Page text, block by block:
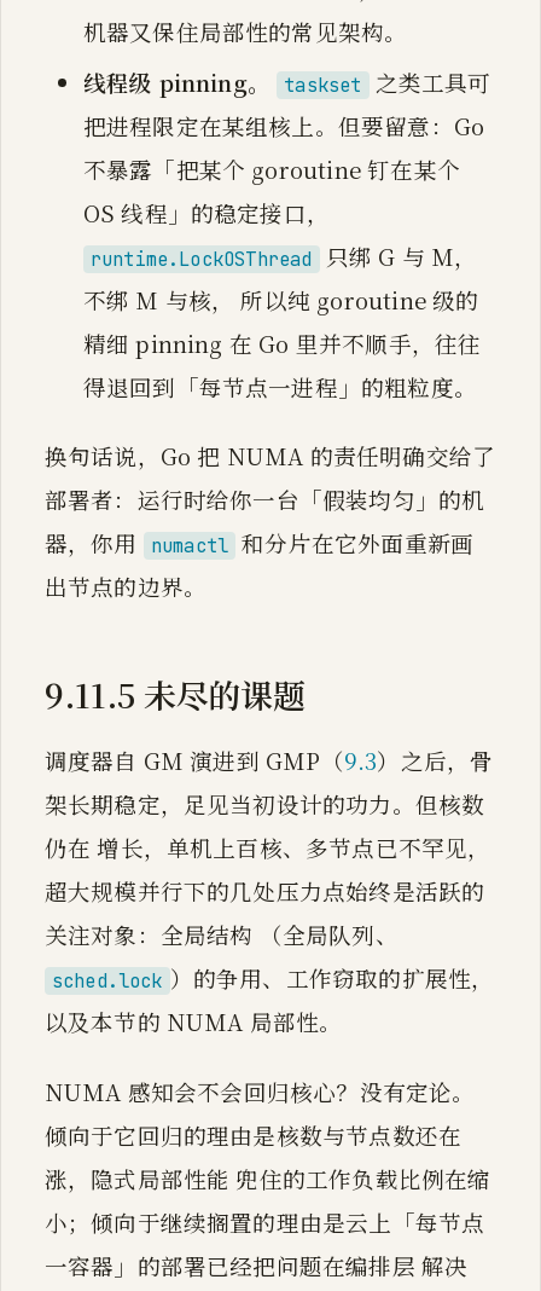
机器又保住局部性的常见架构。
线程级 pinning。
taskset 之类工具可
把进程限定在某组核上。但要留意：Go
不暴露「把某个 goroutine 钉在某个
OS 线程」的稳定接口，
runtime.LockOSThread 只绑 G 与 M，
不绑 M 与核， 所以纯 goroutine 级的
精细 pinning 在 Go 里并不顺手，往往
得退回到「每节点一进程」的粗粒度。
换句话说，Go 把 NUMA 的责任明确交给了
部署者：运行时给你一台「假装均匀」的机
器，你用
numactl 和分片在它外面重新画
出节点的边界。
9.11.5 未尽的课题
调度器自 GM 演进到 GMP（9.3）之后，骨
架长期稳定，足见当初设计的功力。但核数
仍在 增长，单机上百核、多节点已不罕见，
超大规模并行下的几处压力点始终是活跃的
关注对象：全局结构 （全局队列、
sched.lock ）的争用、工作窃取的扩展性，
以及本节的 NUMA 局部性。
NUMA 感知会不会回归核心？没有定论。
倾向于它回归的理由是核数与节点数还在
涨，隐式局部性能 兜住的工作负载比例在缩
小；倾向于继续搁置的理由是云上「每节点
一容器」的部署已经把问题在编排层 解决